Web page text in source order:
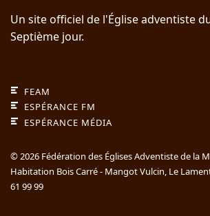
Un site officiel de l'Église adventiste
Septième jour.
FEAM
ESPÉRANCE FM
ESPÉRANCE MÉDIA
© 2026 Fédération des Églises Adventiste de la
Habitation Bois Carré - Mangot Vulcin, Le
61 99 99